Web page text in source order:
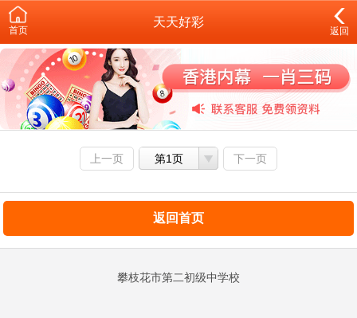
首页
天天好彩
返回
上一页 第1页 下一页
返回首页
攀枝花市第二初级中学校